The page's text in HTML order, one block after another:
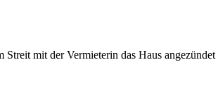
mit der Vermieterin das Haus